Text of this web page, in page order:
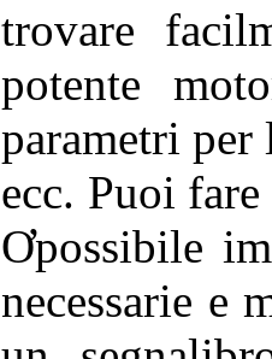
trovare
potente
parametri
ecc. Puoi
Ơpossibile
necessarie e